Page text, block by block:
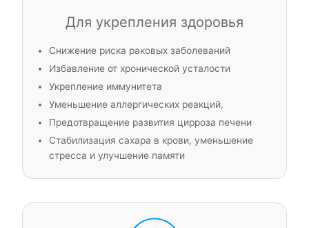
Для укрепления здоровья
Снижение риска раковых заболеваний
Избавление от хронической усталости
Укрепление иммунитета
Уменьшение аллергических реакций,
Предотвращение развития цирроза печени
Стабилизация сахара в крови, уменьшение
стресса и улучшение памяти